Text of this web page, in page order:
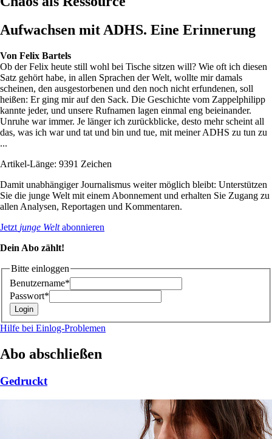
Aufwachsen mit ADHS. Eine Erinnerung
Von Felix Bartels
Ob der Felix heute still wohl bei Tische sitzen will? Wie oft ich diesen
Satz gehört habe, in allen Sprachen der Welt, wollte mir damals
scheinen, den ausgestorbenen und den noch nicht erfundenen, soll
heißen: Er ging mir auf den Sack. Die Geschichte vom Zappelphilipp
kannte jeder, und unsere Rufnamen lagen einmal eng beieinander.
Unruhe war immer. Je länger ich zurückblicke, desto mehr scheint all
das, was ich war und tat und bin und tue, mit meiner ADHS zu tun zu
...
Artikel-Länge: 9391 Zeichen
Damit unabhängiger Journalismus weiter möglich bleibt: Unterstützen
Sie die junge Welt mit einem Abonnement und erhalten Sie Zugang zu
allen Analysen, Reportagen und Kommentaren.
Jetzt junge Weltabonnieren
Dein Abo zählt!
Bitte einloggen
Benutzername*
Passwort*
Hilfe bei Einlog-Problemen
Abo abschließen
Gedruckt